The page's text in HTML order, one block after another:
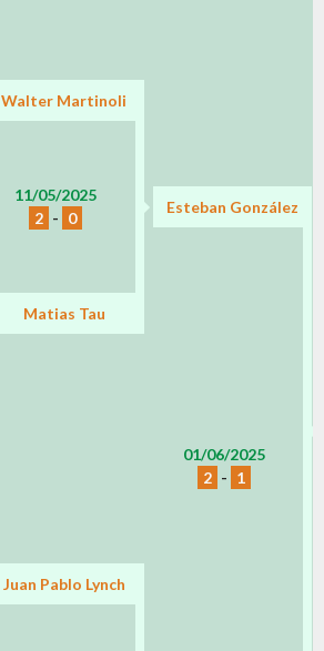
Walter Martinoli
11/05/2025
2 - 0
Esteban González
01/06/2025
2 - 1
Matias Tau
Juan Pablo Lynch